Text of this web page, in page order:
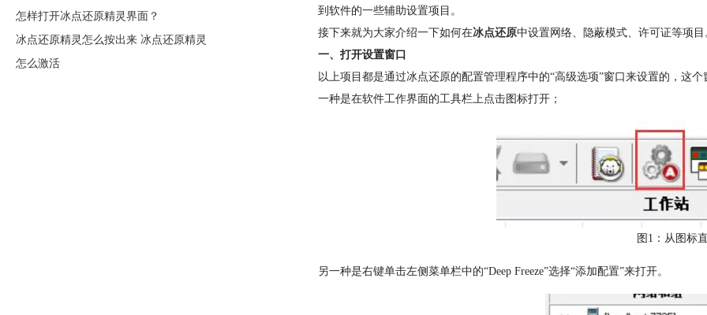
怎样打开冰点还原精灵界面？
冰点还原精灵怎么按出来 冰点还原精灵
怎么激活
到软件的一些辅助设置项目。
接下来就为大家介绍一下如何在冰点还原中设置网络、隐蔽模式、许可证等项目
一、打开设置窗口
以上项目都是通过冰点还原的配置管理程序中的“高级选项”窗口来设置的，这
一种是在软件工作界面的工具栏上点击图标打开；
图1：从图标
另一种是右键单击左侧菜单栏中的“Deep Freeze”选择“添加配置”来打开。